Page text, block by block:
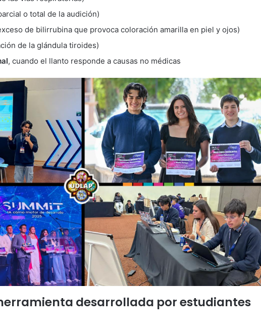
o total de la audición)
de bilirrubina que provoca coloración amarilla en piel y ojos)
de la glándula tiroides)
, cuando el llanto responde a causas no médicas
desarrollada por estudiantes